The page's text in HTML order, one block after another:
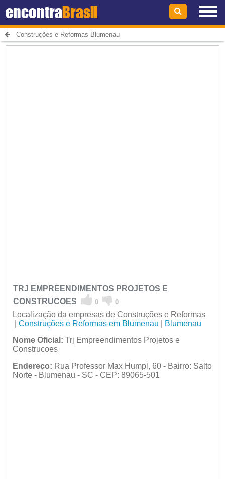
encontraBrasil
Construções e Reformas Blumenau
TRJ EMPREENDIMENTOS PROJETOS E
CONSTRUCOES
0 0
Localização da empresas de Construções e Reformas
Construções e Reformas em Blumenau
Blumenau
Nome Oficial: Trj Empreendimentos Projetos e
Construcoes
Endereço: Rua Professor Max Humpl, 60 - Bairro: Salto
Norte - Blumenau - SC - CEP: 89065-501